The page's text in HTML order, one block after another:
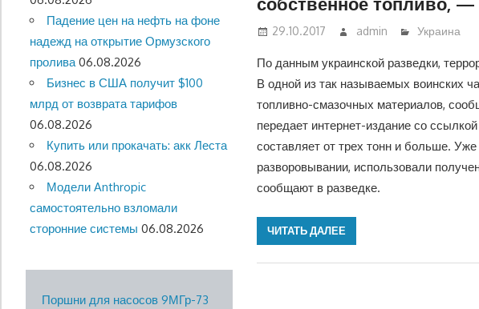
29.10.2017 admin Украина
По данным украинской разведки,
В одной из так называемых воинских
топливно-смазочных материалов,
передает интернет-издание со
составляет от трех тонн и больше.
разворовывании, использовали
сообщают в разведке.
ЧИТАТЬ ДАЛЕЕ
Падение цен на нефть на фоне
надежд на открытие Ормузского
пролива 06.08.2026
Бизнес в США получит $100
млрд от возврата тарифов
06.08.2026
Купить или прокачать: акк Леста
06.08.2026
Модели Anthropic
самостоятельно взломали
сторонние системы 06.08.2026
Поршни для насосов 9МГр-73